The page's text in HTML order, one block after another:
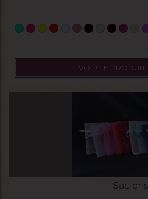
VOIR LE PRODUIT
Sac